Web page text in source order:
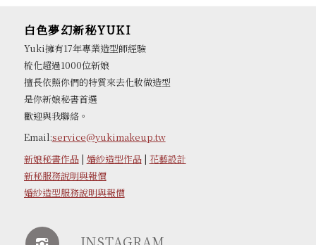
白色夢幻新秘YUKI
Yuki擁有17年專業造型師經驗
梳化超過1000位新娘
擅長依照你們的特質來去化妝做造型
是你新娘秘書首選
歡迎與我聯絡。
Email:service@yukimakeup.tw
新娘秘書作品| 婚紗造型作品| 花藝設計
新秘服務說明與報價
婚紗造型服務說明與報價